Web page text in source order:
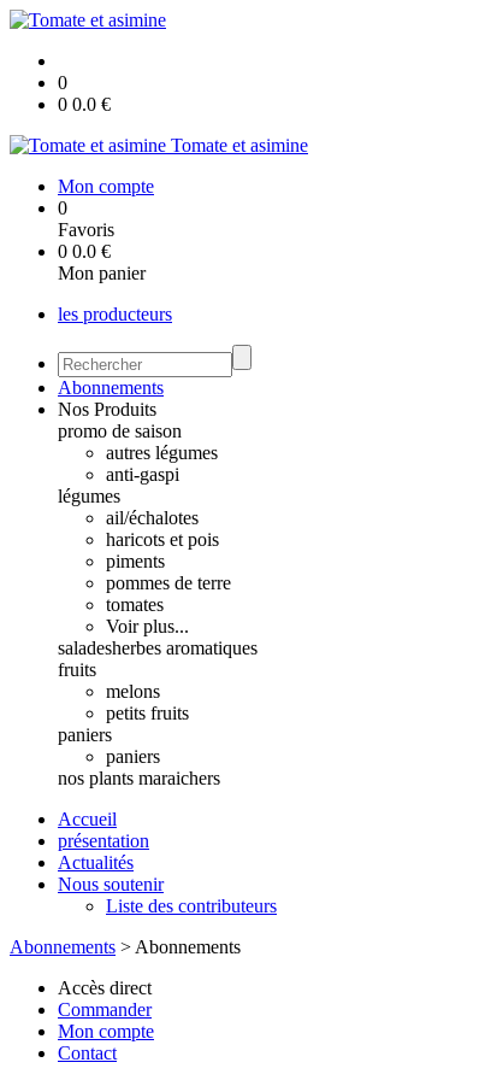
0
0 0.0 €
Tomate et asimine
Mon compte
0
Favoris
0 0.0 €
Mon panier
les producteurs
Abonnements
Nos Produits
promo de saison
autres légumes
anti-gaspi
légumes
ail/échalotes
haricots et pois
piments
pommes de terre
tomates
Voir plus...
saladesherbes aromatiques
fruits
melons
petits fruits
paniers
paniers
nos plants maraichers
Accueil
présentation
Actualités
Nous soutenir
Liste des contributeurs
Abonnements > Abonnements
Accès direct
Commander
Mon compte
Contact